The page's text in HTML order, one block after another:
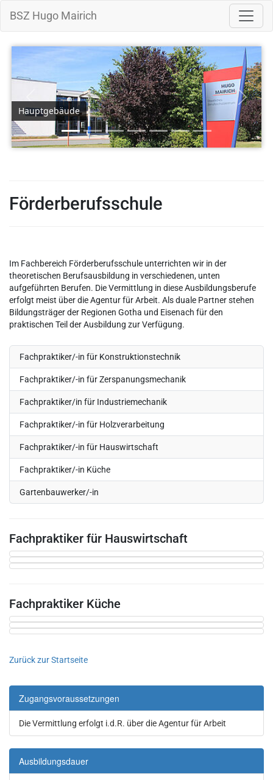
BSZ Hugo Mairich
Hauptgebäude
Zurück Weiter
Förderberufsschule
Im Fachbereich Förderberufsschule unterrichten wir in der
theoretischen Berufsausbildung in verschiedenen, unten
aufgeführten Berufen. Die Vermittlung in diese Ausbildungsberufe
erfolgt meist über die Agentur für Arbeit. Als duale Partner stehen
Bildungsträger der Regionen Gotha und Eisenach für den
praktischen Teil der Ausbildung zur Verfügung.
Fachpraktiker/-in für Konstruktionstechnik
Fachpraktiker/-in für Zerspanungsmechanik
Fachpraktiker/in für Industriemechanik
Fachpraktiker/-in für Holzverarbeitung
Fachpraktiker/-in für Hauswirtschaft
Fachpraktiker/-in Küche
Gartenbauwerker/-in
Fachpraktiker für Hauswirtschaft
Show larger version
Show larger version
Show larger version
Fachpraktiker Küche
Show larger version
Show larger version
Show larger version
Zurück zur Startseite
Zugangsvoraussetzungen
Die Vermittlung erfolgt i.d.R. über die Agentur für Arbeit
Ausbildungsdauer